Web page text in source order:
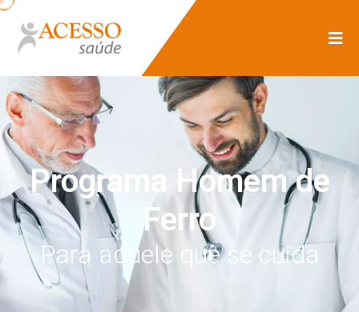
Programa Homem de
Ferro
Para aquele que se cuida